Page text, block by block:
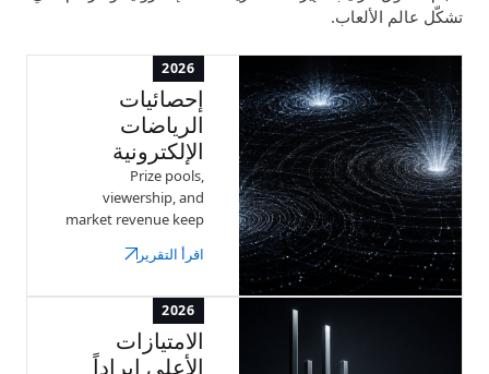
تشكّل عالم الألعاب.
2026
إحصائيات
الرياضات
الإلكترونية
Prize pools,
viewership, and
market revenue keep
climbing year over
year. Explore the
behind competitive
gaming.
اقرأ التقرير
2026
الامتيازات
الأعلى إيراداً